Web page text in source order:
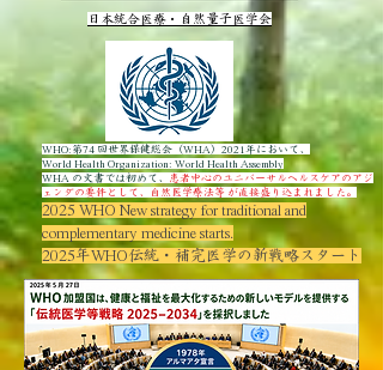
日本統合医療・自然量子医学会
WHO:第74 回世界保健総会（WHA）2021年において、
World Health Organization: World Health Assembly
WHA の⽂書では初めて、
患者中⼼のユニバーサルヘルスケアのアジ
ェンダの要件として、自然医学療法等 が直接盛り込まれました。
2025 WHO New strategy for traditional and
complementary medicine starts.
2025年WHO伝統・補完医学の新戦略スタート